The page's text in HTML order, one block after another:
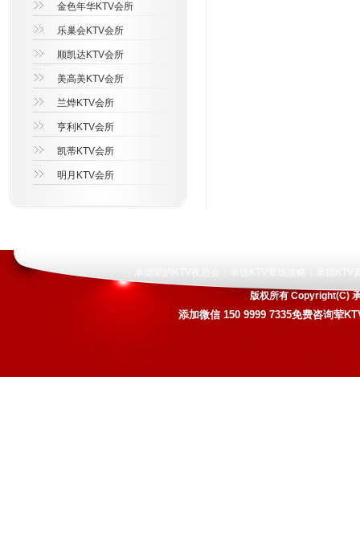
金色年华KTV会所
乐巢会KTV会所
顺凯达KTV会所
美高美KTV会所
兰烨KTV会所
亨利KTV会所
凯蒂KTV会所
明月KTV会所
版权所有 Copyright(C)
添加微信150 9999 7335免费咨询荤